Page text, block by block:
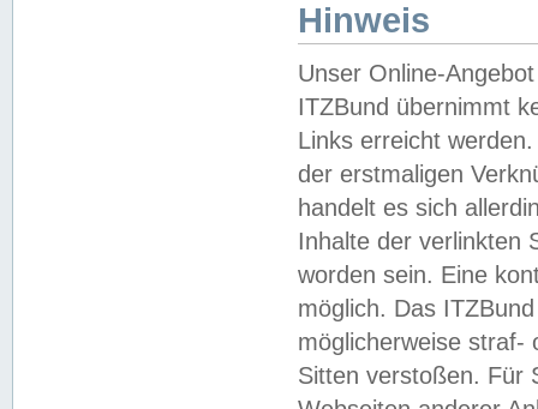
Hinweis
Unser Online-
ITZBund übernimmt
Links erreicht
der erstmaligen
handelt es sich
Inhalte der verlinkten
worden sein. Eine
möglich. Das
möglicherweise straf-
Sitten verstoßen. Für